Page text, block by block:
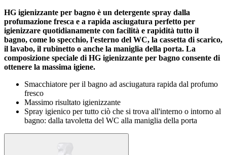
HG igienizzante per bagno è un detergente spray dalla
profumazione fresca e a rapida asciugatura perfetto per
igienizzare quotidianamente con facilità e rapidità tutto il
bagno, come lo specchio, l'esterno del WC, la cassetta di scarico,
il lavabo, il rubinetto o anche la maniglia della porta. La
composizione speciale di HG igienizzante per bagno consente di
ottenere la massima igiene.
Smacchiatore per il bagno ad asciugatura rapida dal profumo
fresco
Massimo risultato igienizzante
Spray igienico per tutto ciò che si trova all'interno o intorno al
bagno: dalla tavoletta del WC alla maniglia della porta